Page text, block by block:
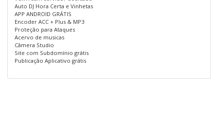
Auto DJ Hora Certa e Vinhetas
APP ANDROID GRÁTIS
Encoder ACC + Plus & MP3
Proteção para Ataques
Acervo de musicas
Câmera Studio
Site com Subdomínio grátis
Publicação Aplicativo grátis